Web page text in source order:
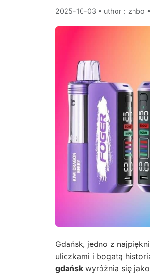
2025-10-03 • uthor：znbo
Gdańsk, jedno z
uliczkami i bogatą
gdańsk wyróżnia się